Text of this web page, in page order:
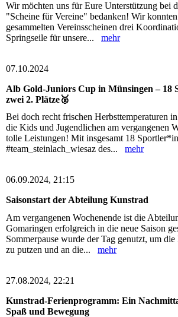
Wir möchten uns für Eure Unterstützung bei
"Scheine für Vereine" bedanken! Wir
gesammelten Vereinsscheinen drei
Springseile für unsere... mehr
07.10.2024
Alb Gold-Juniors Cup in Münsingen – 18
zwei 2. Plätze🥈
Bei doch recht frischen Herbsttemperaturen
die Kids und Jugendlichen am vergangenen
tolle Leistungen! Mit insgesamt 18
#team_steinlach_wiesaz des... mehr
06.09.2024, 21:15
Saisonstart der Abteilung Kunstrad
Am vergangenen Wochenende ist die
Gomaringen erfolgreich in die neue Saison
Sommerpause wurde der Tag genutzt, um
zu putzen und an die... mehr
27.08.2024, 22:21
Kunstrad-Ferienprogramm: Ein
Spaß und Bewegung